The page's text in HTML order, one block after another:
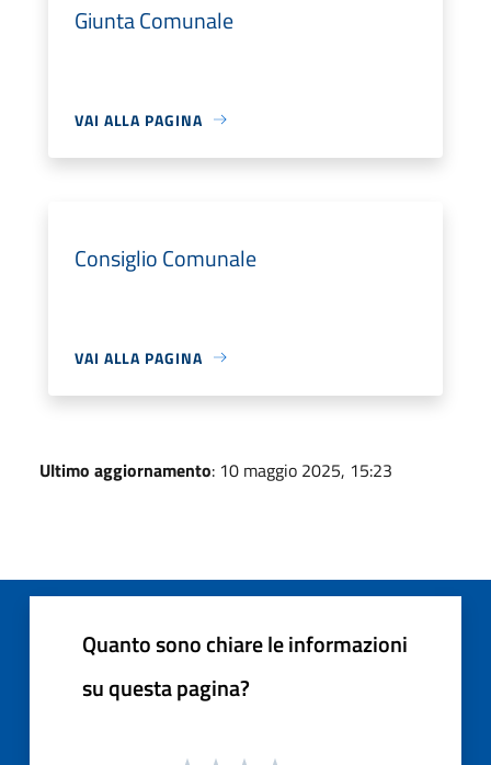
Giunta Comunale
VAI ALLA PAGINA
Consiglio Comunale
VAI ALLA PAGINA
Ultimo aggiornamento: 10 maggio 2025, 15:23
Quanto sono chiare le informazioni
su questa pagina?